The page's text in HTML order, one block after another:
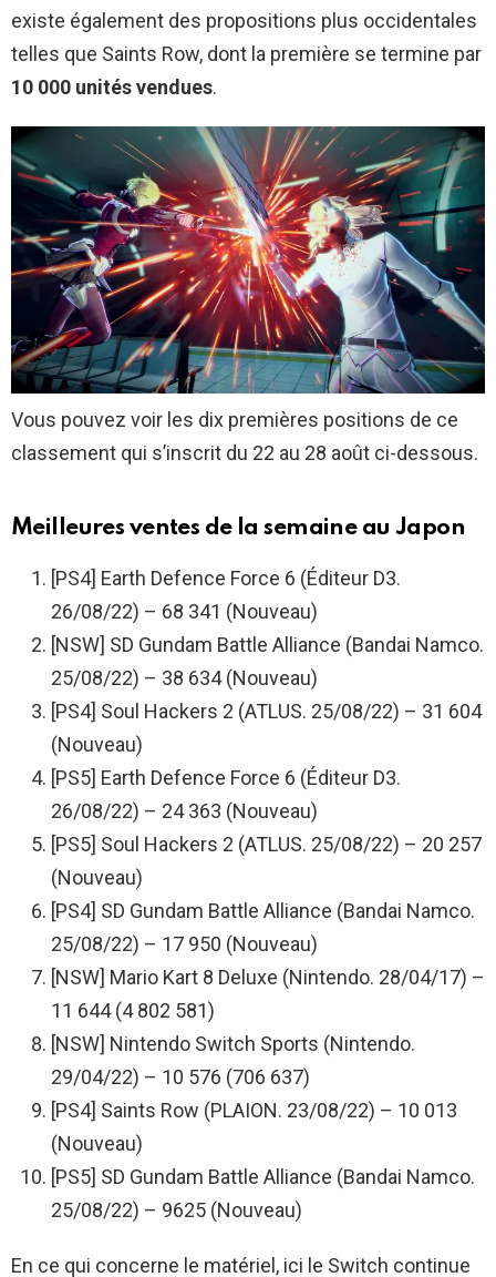
existe également des propositions plus occidentales
telles que Saints Row, dont la première se termine par
10 000 unités vendues.
Vous pouvez voir les dix premières positions de ce
classement qui s’inscrit du 22 au 28 août ci-dessous.
Meilleures ventes de la semaine au Japon
[PS4] Earth Defence Force 6 (Éditeur D3.
26/08/22) – 68 341 (Nouveau)
[NSW] SD Gundam Battle Alliance (Bandai Namco.
25/08/22) – 38 634 (Nouveau)
[PS4] Soul Hackers 2 (ATLUS. 25/08/22) – 31 604
(Nouveau)
[PS5] Earth Defence Force 6 (Éditeur D3.
26/08/22) – 24 363 (Nouveau)
[PS5] Soul Hackers 2 (ATLUS. 25/08/22) – 20 257
(Nouveau)
[PS4] SD Gundam Battle Alliance (Bandai Namco.
25/08/22) – 17 950 (Nouveau)
[NSW] Mario Kart 8 Deluxe (Nintendo. 28/04/17) –
11 644 (4 802 581)
[NSW] Nintendo Switch Sports (Nintendo.
29/04/22) – 10 576 (706 637)
[PS4] Saints Row (PLAION. 23/08/22) – 10 013
(Nouveau)
[PS5] SD Gundam Battle Alliance (Bandai Namco.
25/08/22) – 9625 (Nouveau)
En ce qui concerne le matériel, ici le Switch continue